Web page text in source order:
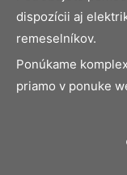
dispozícii aj
remeselníkov.
Ponúkame
priamo v ponuke